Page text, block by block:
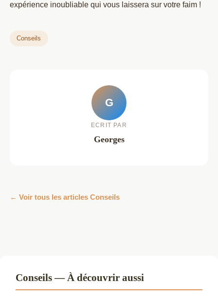
expérience inoubliable qui vous laissera sur votre faim !
Conseils
G
ECRIT PAR
Georges
← Voir tous les articles Conseils
Conseils — À découvrir aussi